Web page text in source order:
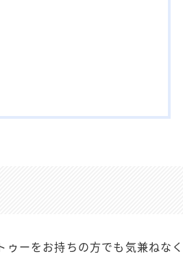
ーをお持ちの方でも気兼ねなく